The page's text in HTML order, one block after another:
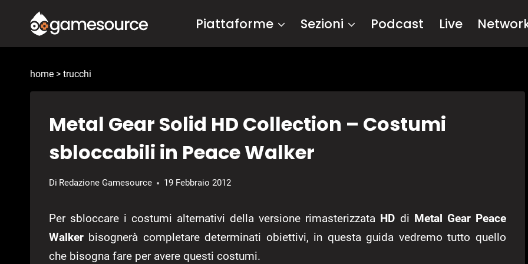
contenuto
Piattaforme Sezioni Podcast Live
home > trucchi
Metal Gear Solid HD Collection – Costumi
sbloccabili in Peace Walker
Di Redazione Gamesource 19 Febbraio 2012
Per sbloccare i costumi alternativi della versione rimasterizzata HD di Metal Gear Peace
Walker bisognerà completare determinati obiettivi, in questa guida vedremo tutto quello
che bisogna fare per avere questi costumi.